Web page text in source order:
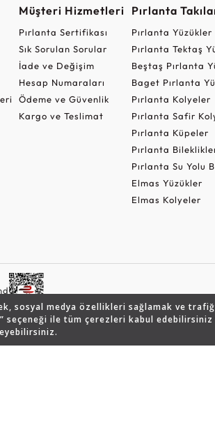
sosyal medya özellikleri sağlamak ve
seçeneği ile tüm çerezleri kabul edebilirsiniz
Müşteri Hizmetleri
Pırlanta Sertifikası
Sık Sorulan Sorular
İade ve Değişim
Hesap Numaraları
Ödeme ve Güvenlik
Kargo ve Teslimat
Pırlanta
Pırlanta Yüzükler
Pırlanta Tektaş
Beştaş Pırlanta
Baget Pırlanta
Pırlanta Kolyeler
Pırlanta Safir
Pırlanta Küpeler
Pırlanta
Pırlanta Su Yolu
Elmas Yüzükler
Elmas Kolyeler